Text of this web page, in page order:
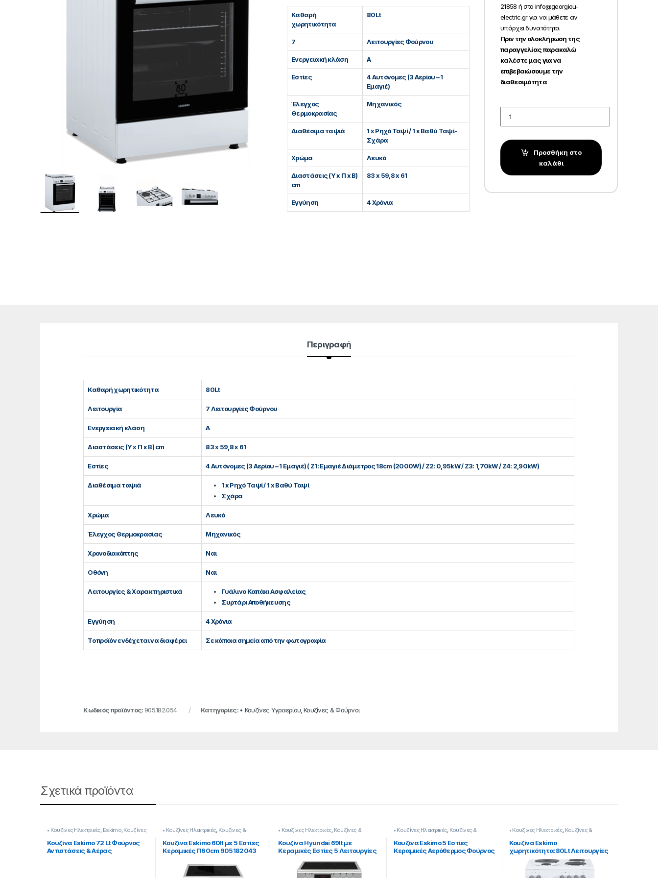
Καθαρή
χωρητικότητα
80Lt
7 Λειτουργίες Φούρνου
Ενεργειακή κλάση A
Εστίες
4 Αυτόνομες (3 Αερίου – 1
Εμαγιέ)
Έλεγχος
Θερμοκρασίας
Μηχανικός
Διαθέσιμα ταψιά
1 x Ρηχό Ταψί / 1 x Βαθύ Ταψί-
Σχάρα
Χρώμα Λευκό
Διαστάσεις (Υ x Π x Β)
cm
83 x 59,8 x 61
Εγγύηση 4 Χρόνια
21858 ή στο info@georgiou-
electric.gr για να μάθετε αν
υπάρχει δυνατότητα.
Πριν την ολοκλήρωση της
παραγγελίας παρακαλώ
καλέστε μας για να
επιβεβαιώσουμε την
διαθεσιμότητα
Προσθήκη στο
καλάθι
Περιγραφή
Καθαρή χωρητικότητα 80Lt
Λειτουργία 7 Λειτουργίες Φούρνου
Ενεργειακή κλάση A
Διαστάσεις (Υ x Π x Β) cm 83 x 59,8 x 61
Εστίες 4 Αυτόνομες (3 Αερίου – 1 Εμαγιέ) ( Ζ1: Εμαγιέ Διάμετρος 18cm (2000W) / Ζ2: 0,95kW / Ζ3: 1,70kW / Ζ4: 2,90kW)
Διαθέσιμα ταψιά
1 x Ρηχό Ταψί / 1 x Βαθύ Ταψί
Σχάρα
Χρώμα Λευκό
Έλεγχος Θερμοκρασίας Μηχανικός
Χρονοδιακόπτης Ναι
Οθόνη Ναι
Λειτουργίες & Χαρακτηριστικά
Γυάλινο Καπάκι Ασφαλείας
Συρτάρι Αποθήκευσης
Εγγύηση 4 Χρόνια
Το προϊόν ενδέχεται να διαφέρει Σε κάποια σημεία από την φωτογραφία
Κωδικός προϊόντος: 905.182.054 Κατηγορίες: • Κουζίνες Υγραερίου,Κουζίνες & Φούρνοι
Σχετικά προϊόντα
• Κουζίνες Ηλεκτρικές Eskimo, Κουζίνες
& Φούρνοι
Κουζίνα Eskimo 72 Lt Φούρνος
Αντιστάσεις & Αέρας
• Κουζίνες Ηλεκτρικές Κουζίνες &
Φούρνοι
Κουζίνα Eskimo 60lt με 5 Εστίες
Κεραμικές Π60cm 905182043
• Κουζίνες Ηλεκτρικές Κουζίνες &
Φούρνοι Οικιακέs Συσκευέs
Κουζίνα Hyundai 69lt με
Κεραμικές Εστίες 5 Λειτουργίες
• Κουζίνες Ηλεκτρικές Κουζίνες &
Φούρνοι
Κουζίνα Eskimo 5 Εστίες
Κεραμικές Αερόθερμος Φούρνος
• Κουζίνες Ηλεκτρικές Κουζίνες &
Φούρνοι
Κουζίνα Eskimo
χωρητικότητα:80Lt Λειτουργίες
Φούρνου: 7 κλάση: A
[905182053]